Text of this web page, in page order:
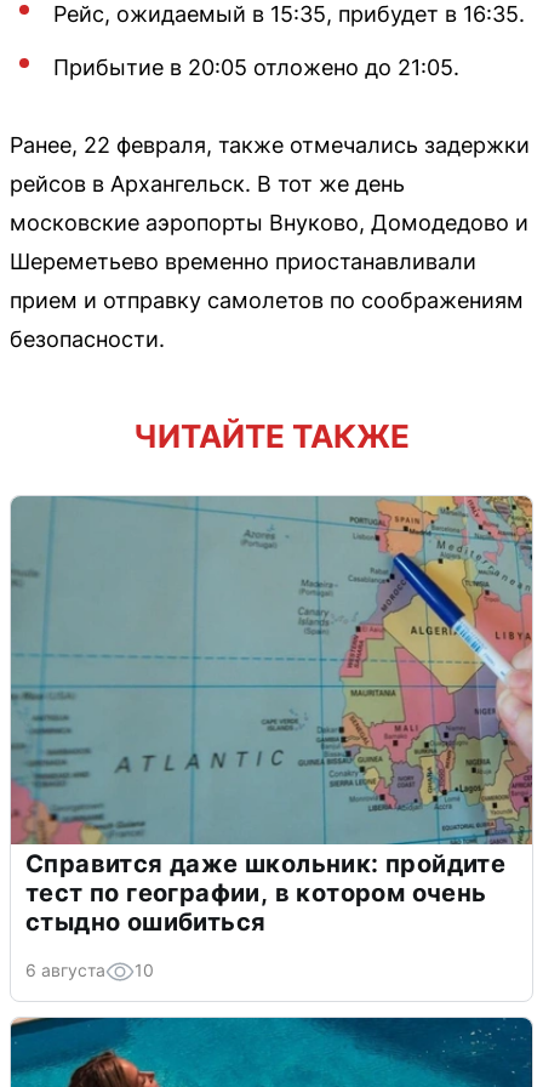
Рейс, ожидаемый в 15:35, прибудет в 16:35.
Прибытие в 20:05 отложено до 21:05.
Ранее, 22 февраля, также отмечались задержки
рейсов в Архангельск. В тот же день
московские аэропорты Внуково, Домодедово и
Шереметьево временно приостанавливали
прием и отправку самолетов по соображениям
безопасности.
ЧИТАЙТЕ ТАКЖЕ
Справится даже школьник: пройдите
тест по географии, в котором очень
стыдно ошибиться
6 августа 10